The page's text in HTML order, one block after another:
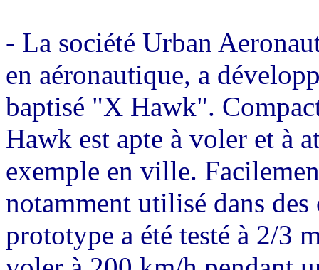
- La société Urban
en aéronautique, a
baptisé "X Hawk".
Hawk est apte à voler et à
exemple en ville.
notamment utilisé dans
prototype a été testé à 2/3